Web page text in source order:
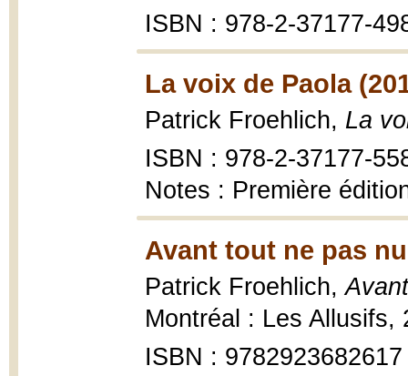
ISBN : 978-2-37177-
La voix de Paola
Patrick Froehlich, La
ISBN : 978-2-37177-
Notes : Première
Avant tout ne pas
Patrick Froehlich,
Montréal : Les Allusifs,
ISBN : 9782923682617